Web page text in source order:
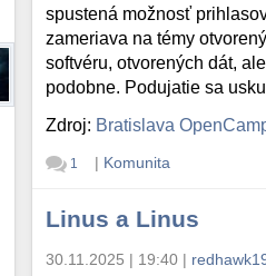
spustená možnosť
zameriava na témy
softvéru, otvorených dát,
podobne. Podujatie sa
Zdroj: Bratislava
1 | Komunita
Linus a Linus
30.11.2025 | 19:40 |